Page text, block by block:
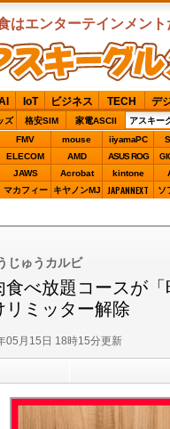
はエンターテインメント
ルメIoT ビジネス TECH デ
ズ 格安SIM 家電ASCII アスキー
FMV mouse iiyamaPC
ELECOM AMD ASUS ROG
JAWS Acrobat kintone
マカフィー キヤノンMJ JAPANNEXT ソ
じゅうカルビ
食べ放題コースが
リミッター解除
05月15日 18時15分更新